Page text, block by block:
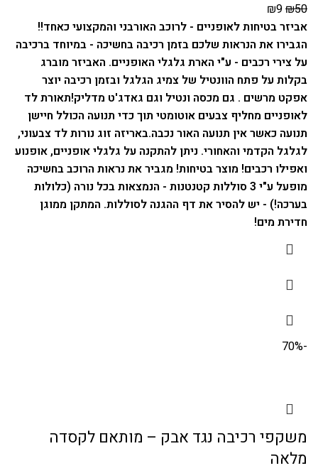
₪50
₪9
אביזר בטיחות לאופניים - לרוכב האורבני והמקצועי כאחד!!
הגבירו את הנראות שלכם בזמן רכיבה בחשיכה - במיוחד ברכיבה
על צירי רכבים - ע"י הארת גלגלי האופניים. האביזר מוברג
בקלות על פתח הוונטיל של צמיג הגלגל ובזמן רכיבה יוצר
אפקט מרשים . גם מכסה ונטיל וגם גאדג'ט מדליק!תאורת לד
לאופניים מחליף צבעים אוטומטי תוך כדי תנועה הכולל חיישן
תנועה כאשר אין תנועה האור נכבה.באריזה זוג נורות לד צבעוני,
לגלגל הקדמי והאחורי. ניתן להתקנה על גלגלי אופניים, אופנוע
ואפילו רכבים! מוצר בטיחות! מגביר את נראות הרוכב בחשיכה
מופעל ע"י 3 סוללות קטנטנות - הנמצאות בכל נורה (כלולות
בערכה!) - יש להסיר את דף ההגנה לסוללות. המתקן ממוגן
חדירת מים!
-70%
משקפי רכיבה נגד אבק – מותאם לקסדה
מלאה